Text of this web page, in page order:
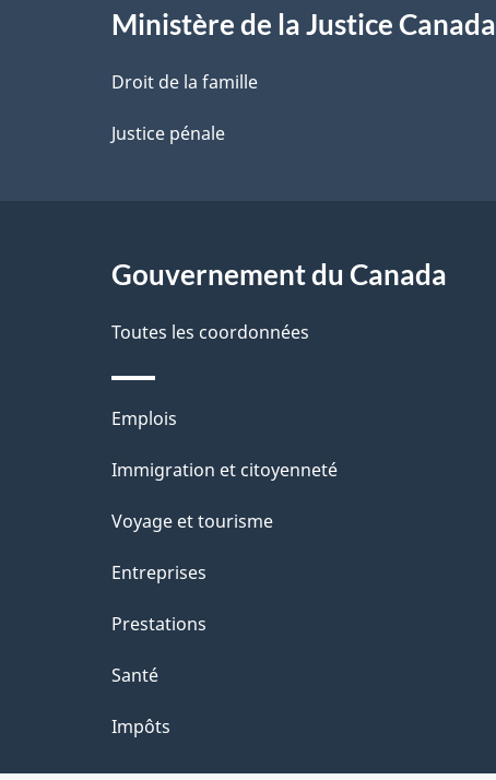
l
a
p
e
Ministère de la Justice Canada
Droit de la famille
Justice pénale
Gouvernement du Canada
Toutes les coordonnées
Thèmes
et
Emplois
Immigration et citoyenneté
Voyage et tourisme
Entreprises
Prestations
Santé
Impôts